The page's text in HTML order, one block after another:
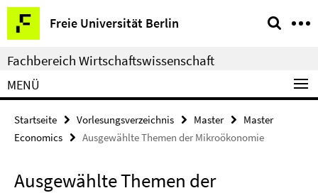
Springe
direkt
zu
Inhalt
Freie Universität Berlin
Service-
Navigation
Fachbereich Wirtschaftswissenschaft
MENÜ
Startseite Vorlesungsverzeichnis Master
Master
Economics
Ausgewählte Themen der Mikroökonomie
Ausgewählte Themen der